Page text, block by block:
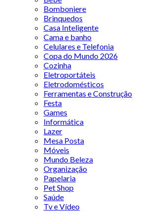
Bomboniere
Brinquedos
Casa Inteligente
Cama e banho
Celulares e Telefonia
Copa do Mundo 2026
Cozinha
Eletroportáteis
Eletrodomésticos
Ferramentas e Construção
Festa
Games
Informática
Lazer
Mesa Posta
Móveis
Mundo Beleza
Organização
Papelaria
Pet Shop
Saúde
Tv e Vídeo